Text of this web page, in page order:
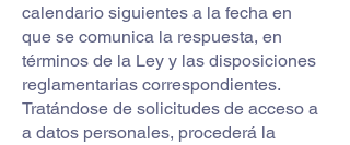
calendario siguientes a la fecha en
que se comunica la respuesta, en
términos de la Ley y las disposiciones
reglamentarias correspondientes.
Tratándose de solicitudes de acceso a
a datos personales, procederá la